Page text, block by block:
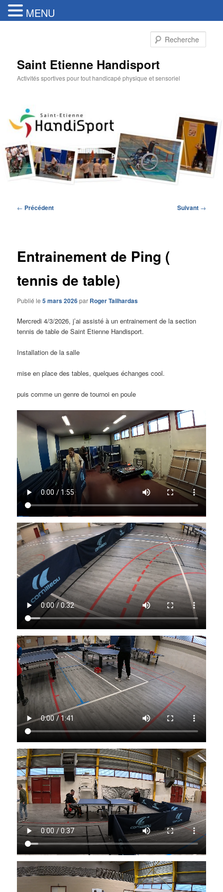
Saint Etienne Handisport
Activités sportives pour tout handicapé physique et sensoriel
Navigation
← Précédent Suivant →
Entrainement de Ping (
tennis de table)
Publié le5 mars 2026par Roger Tailhardas
Mercredi 4/3/2026, j’ai assisté à un entrainement de la section
tennis de table de Saint Etienne Handisport.
Installation de la salle
mise en place des tables, quelques échanges cool.
puis comme un genre de tournoi en poule
MENU